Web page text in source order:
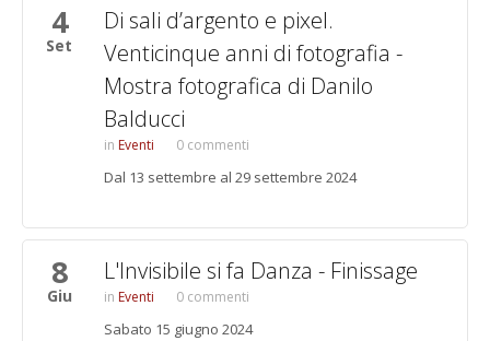
4
Set
Di sali d’argento e pixel.
Venticinque anni di fotografia -
Mostra fotografica di Danilo
Balducci
Eventi 0 commenti
Dal 13 settembre al 29 settembre 2024
8
Giu
L'Invisibile si fa Danza - Finissage
Eventi 0 commenti
Sabato 15 giugno 2024
Pagine